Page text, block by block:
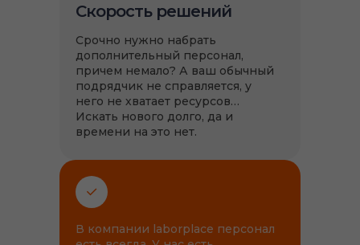
Скорость решений
Срочно нужно набрать
дополнительный персонал,
причем немало? А ваш обычный
подрядчик не справляется, у
него не хватает ресурсов…
Искать нового долго, да и
времени на это нет.
В компании laborplace персонал